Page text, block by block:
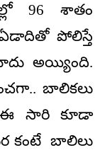
96 శాతం
ఏడాదితో పోలిస్తే
అయ్యింది.
బాలికలు
ఈ సారి కూడా
కంటే బాలిలు